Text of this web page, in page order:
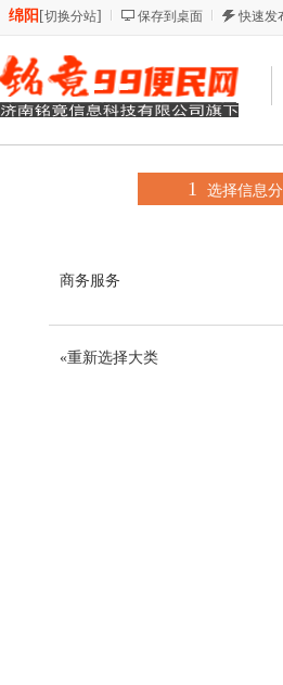
绵阳 [切换分站] 保存到桌面 快速发
1 选择信息
商务服务
«重新选择大类